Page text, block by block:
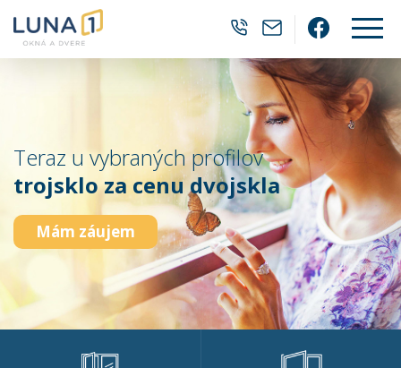
0905 382 202
Teraz u vybraných profilov
trojsklo za cenu dvojskla
Mám záujem